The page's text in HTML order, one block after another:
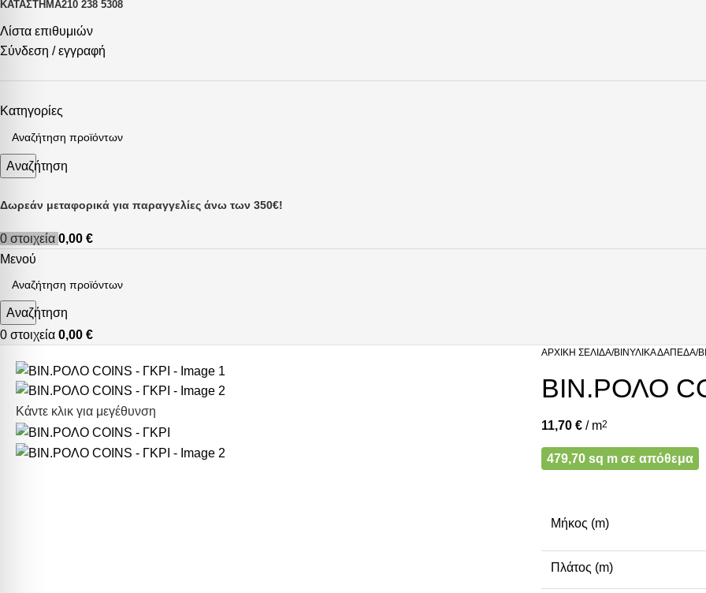
ΚΑΤΆΣΤΗΜΑ210 238 5308
Λίστα επιθυμιών
Σύνδεση / εγγραφή
Κατηγορίες
Αναζήτηση
Δωρεάν μεταφορικά για παραγγελίες άνω των 350€!
0 στοιχεία 0,00 €
Μενού
Αναζήτηση
0 στοιχεία 0,00 €
Κάντε κλικ για μεγέθυνση
ΑΡΧΙΚΉ ΣΕΛΊΔΑ ΒΙΝΥΛΙΚΆ ΔΆΠΕΔΑ
ΒΙΝ.ΡΟΛΟ
11,70 € / m2
479,70 sq m σε απόθεμα
Μήκος (m)
Πλάτος (m)